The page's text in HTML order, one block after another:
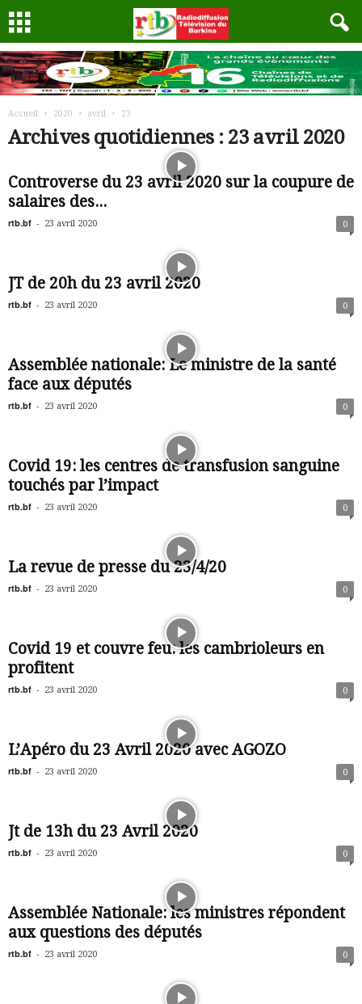
Accueil 2020 avril 23
Archives quotidiennes : 23 avril 2020
Controverse du 23 avril 2020 sur la coupure de
salaires des...
rtb.bf - 23 avril 2020 0
JT de 20h du 23 avril 2020
rtb.bf - 23 avril 2020 0
Assemblée nationale: Le ministre de la santé
face aux députés
rtb.bf - 23 avril 2020 0
Covid 19: les centres de transfusion sanguine
touchés par l’impact
rtb.bf - 23 avril 2020 0
La revue de presse du 23/4/20
rtb.bf - 23 avril 2020 0
Covid 19 et couvre feu: les cambrioleurs en
profitent
rtb.bf - 23 avril 2020 0
L’Apéro du 23 Avril 2020 avec AGOZO
rtb.bf - 23 avril 2020 0
Jt de 13h du 23 Avril 2020
rtb.bf - 23 avril 2020 0
Assemblée Nationale: les ministres répondent
aux questions des députés
rtb.bf - 23 avril 2020 0